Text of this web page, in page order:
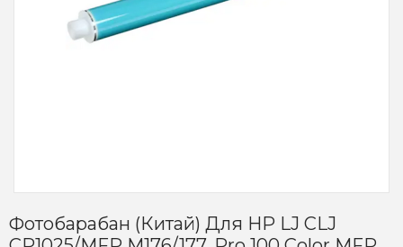
Фотобарабан (Китай) Для HP LJ CLJ